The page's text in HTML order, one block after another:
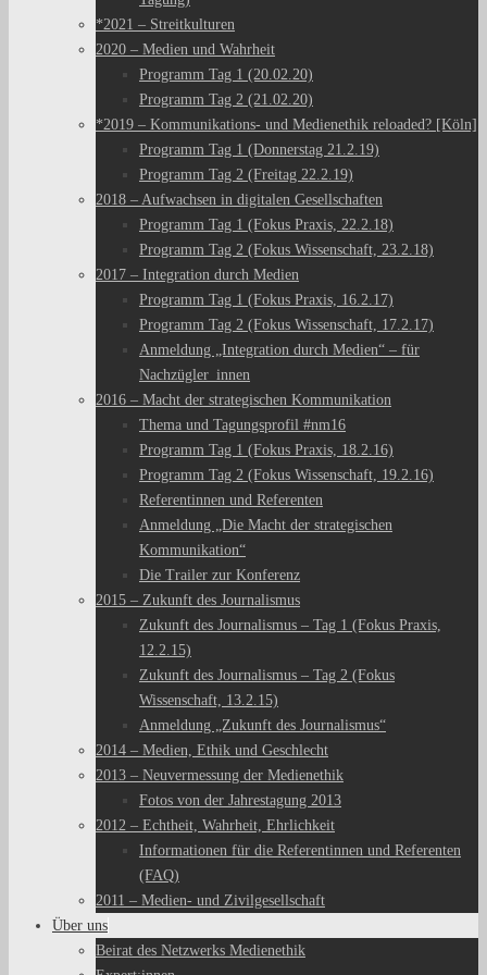
*2021 – Streitkulturen
2020 – Medien und Wahrheit
Programm Tag 1 (20.02.20)
Programm Tag 2 (21.02.20)
*2019 – Kommunikations- und Medienethik reloaded? [Köln]
Programm Tag 1 (Donnerstag 21.2.19)
Programm Tag 2 (Freitag 22.2.19)
2018 – Aufwachsen in digitalen Gesellschaften
Programm Tag 1 (Fokus Praxis, 22.2.18)
Programm Tag 2 (Fokus Wissenschaft, 23.2.18)
2017 – Integration durch Medien
Programm Tag 1 (Fokus Praxis, 16.2.17)
Programm Tag 2 (Fokus Wissenschaft, 17.2.17)
Anmeldung „Integration durch Medien“ – für
Nachzügler_innen
2016 – Macht der strategischen Kommunikation
Thema und Tagungsprofil #nm16
Programm Tag 1 (Fokus Praxis, 18.2.16)
Programm Tag 2 (Fokus Wissenschaft, 19.2.16)
Referentinnen und Referenten
Anmeldung „Die Macht der strategischen
Kommunikation“
Die Trailer zur Konferenz
2015 – Zukunft des Journalismus
Zukunft des Journalismus – Tag 1 (Fokus Praxis,
12.2.15)
Zukunft des Journalismus – Tag 2 (Fokus
Wissenschaft, 13.2.15)
Anmeldung „Zukunft des Journalismus“
2014 – Medien, Ethik und Geschlecht
2013 – Neuvermessung der Medienethik
Fotos von der Jahrestagung 2013
2012 – Echtheit, Wahrheit, Ehrlichkeit
Informationen für die Referentinnen und Referenten
(FAQ)
2011 – Medien- und Zivilgesellschaft
Über uns
Beirat des Netzwerks Medienethik